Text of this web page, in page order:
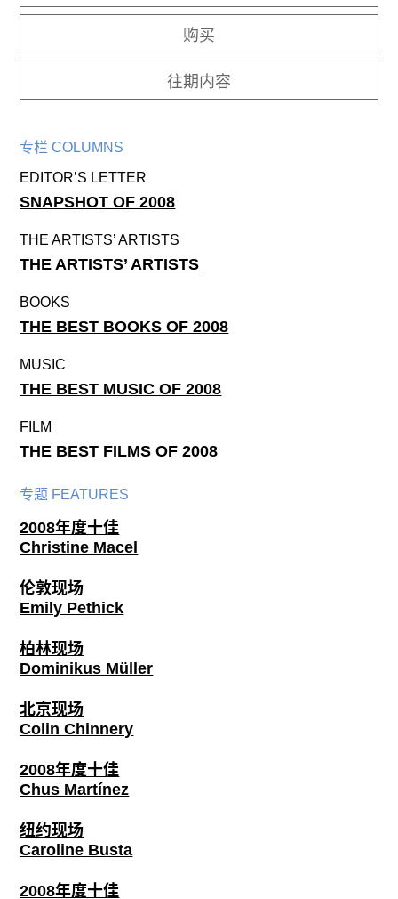
购买
往期内容
专栏 COLUMNS
EDITOR’S LETTER
SNAPSHOT OF 2008
THE ARTISTS’ ARTISTS
THE ARTISTS’ ARTISTS
BOOKS
THE BEST BOOKS OF 2008
MUSIC
THE BEST MUSIC OF 2008
FILM
THE BEST FILMS OF 2008
专题 FEATURES
2008年度十佳
Christine Macel
伦敦现场
Emily Pethick
柏林现场
Dominikus Müller
北京现场
Colin Chinnery
2008年度十佳
Chus Martínez
纽约现场
Caroline Busta
2008年度十佳